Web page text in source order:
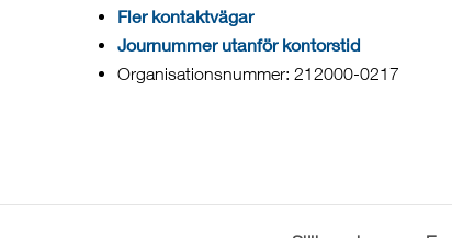
Fler kontaktvägar
Journummer utanför kontorstid
Organisationsnummer: 212000-0217